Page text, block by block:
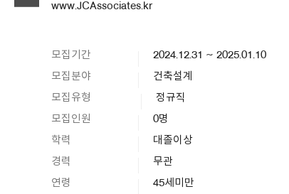
www.JCAssociates.kr
모집기간 2024.12.31 ~ 2025.01.10
모집분야 건축설계
모집유형 정규직
모집인원 0명
학력 대졸이상
경력 무관
연령 45세미만